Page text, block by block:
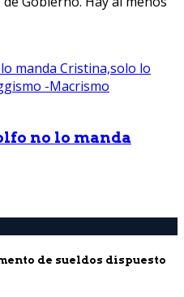
no lo manda
de sueldos dispuesto